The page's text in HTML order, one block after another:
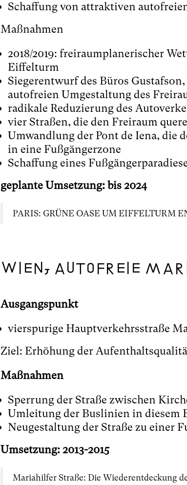
Schaffung von attraktiven
Maßnahmen
2018/2019: freiraumplanerischer
Eiffelturm
Siegerentwurf des Büros
autofreien Umgestaltung des
radikale Reduzierung des
vier Straßen, die den Freiraum
Umwandlung der Pont de Iena, die
in eine Fußgängerzone
Schaffung eines
geplante Umsetzung: bis 2024
PARIS: GRÜNE OASE UM EIFFELTURM
Wien, autofreie
Ausgangspunkt
vierspurige Hauptverkehrsstraße
Ziel: Erhöhung der
Maßnahmen
Sperrung der Straße zwischen
Umleitung der Buslinien in diesem
Neugestaltung der Straße zu einer
Umsetzung: 2013-2015
Mariahilfer Straße: Die Wiederentdeckung